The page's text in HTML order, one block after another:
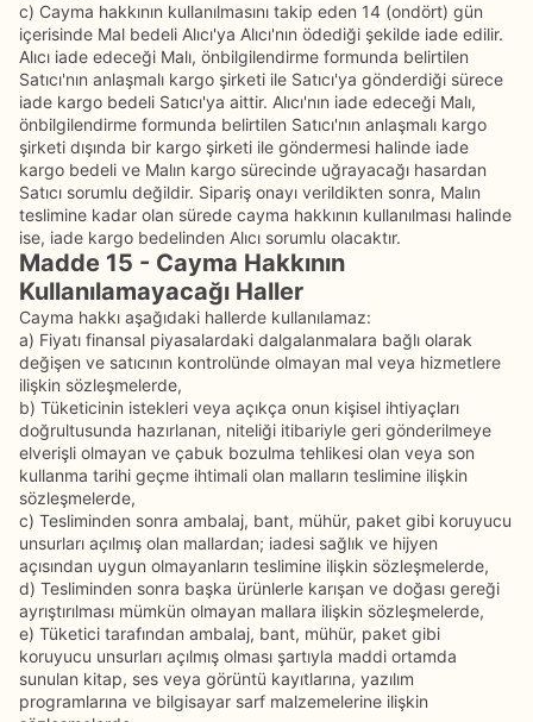
c) Cayma hakkının kullanılmasını takip eden 14 (ondört) gün
içerisinde Mal bedeli Alıcı'ya Alıcı'nın ödediği şekilde iade edilir.
Alıcı iade edeceği Malı, önbilgilendirme formunda belirtilen
Satıcı'nın anlaşmalı kargo şirketi ile Satıcı'ya gönderdiği sürece
iade kargo bedeli Satıcı'ya aittir. Alıcı'nın iade edeceği Malı,
önbilgilendirme formunda belirtilen Satıcı'nın anlaşmalı kargo
şirketi dışında bir kargo şirketi ile göndermesi halinde iade
kargo bedeli ve Malın kargo sürecinde uğrayacağı hasardan
Satıcı sorumlu değildir. Sipariş onayı verildikten sonra, Malın
teslimine kadar olan sürede cayma hakkının kullanılması halinde
ise, iade kargo bedelinden Alıcı sorumlu olacaktır.
Madde 15 - Cayma Hakkının
Kullanılamayacağı Haller
Cayma hakkı aşağıdaki hallerde kullanılamaz:
a) Fiyatı finansal piyasalardaki dalgalanmalara bağlı olarak
değişen ve satıcının kontrolünde olmayan mal veya hizmetlere
ilişkin sözleşmelerde,
b) Tüketicinin istekleri veya açıkça onun kişisel ihtiyaçları
doğrultusunda hazırlanan, niteliği itibariyle geri gönderilmeye
elverişli olmayan ve çabuk bozulma tehlikesi olan veya son
kullanma tarihi geçme ihtimali olan malların teslimine ilişkin
sözleşmelerde,
c) Tesliminden sonra ambalaj, bant, mühür, paket gibi koruyucu
unsurları açılmış olan mallardan; iadesi sağlık ve hijyen
açısından uygun olmayanların teslimine ilişkin sözleşmelerde,
d) Tesliminden sonra başka ürünlerle karışan ve doğası gereği
ayrıştırılması mümkün olmayan mallara ilişkin sözleşmelerde,
e) Tüketici tarafından ambalaj, bant, mühür, paket gibi
koruyucu unsurları açılmış olması şartıyla maddi ortamda
sunulan kitap, ses veya görüntü kayıtlarına, yazılım
programlarına ve bilgisayar sarf malzemelerine ilişkin